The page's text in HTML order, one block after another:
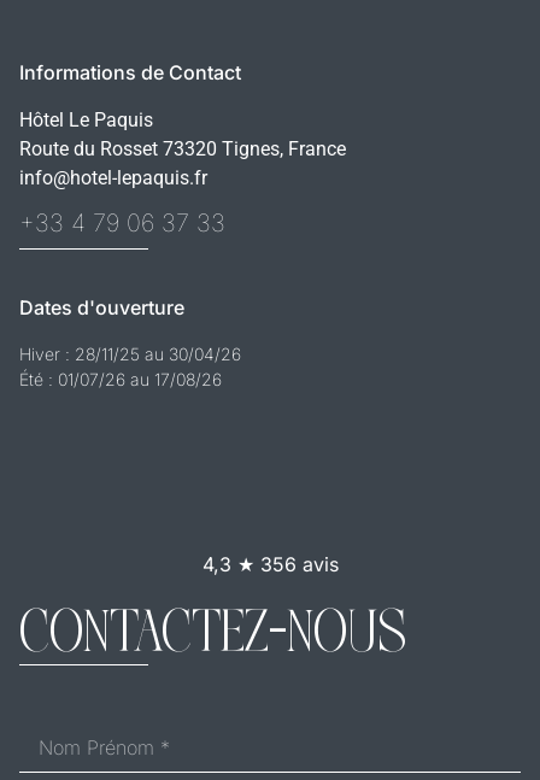
Informations de Contact
Hôtel Le Paquis
Route du Rosset 73320 Tignes, France
info@hotel-lepaquis.fr
+33 4 79 06 37 33
Dates d'ouverture
Hiver : 28/11/25 au 30/04/26
Été : 01/07/26 au 17/08/26
4,3 ★ 356 avis
CONTACTEZ-NOUS